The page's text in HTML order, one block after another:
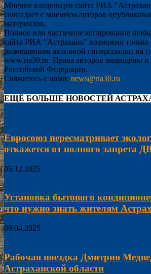
Мнение владельцев сайта РИА
совпадает с мнением авторов
материалов.
Полное или частичное копирование
сайта РИА "Астрахань" возможно только
размещением активной гиперссылки на
www.ria30.ru. Права авторов защищены и
Российской Федерации.
Свяжитесь с нами: news@ria30.ru
ЕЩЁ БОЛЬШЕ НОВОСТЕЙ
Евросоюз пересматривает
откажется от полного запрета
05.12.2025
Установка бытового
что нужно знать жителям
09.04.2025
Рабочая поездка Дмитрия
Астраханской области